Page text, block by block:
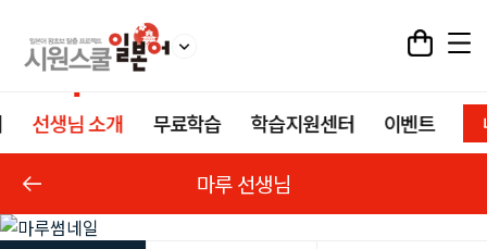
선생님 소개 무료학습 학습지원센터 이벤트
마루 선생님